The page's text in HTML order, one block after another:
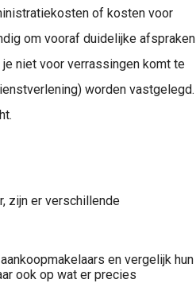
of kosten voor
om vooraf duidelijke afspraken
niet voor verrassingen komt te
worden vastgelegd.
zijn er verschillende
en vergelijk hun
ook op wat er precies